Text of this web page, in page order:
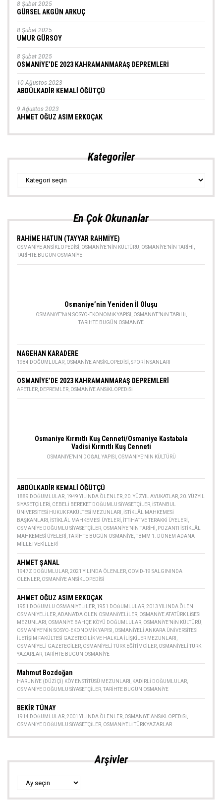
8 Şubat 2025
GÜRSEL AKGÜN ARKUÇ
8 Şubat 2025
UMUR GÜRSOY
8 Şubat 2025
OSMANİYE’DE 2023 KAHRAMANMARAŞ DEPREMLERİ
10 Ağustos 2023
ABDÜLKADİR KEMALİ ÖĞÜTÇÜ
9 Ağustos 2023
AHMET OĞUZ ASIM ERKOÇAK
Kategoriler
Kategoriler
En Çok Okunanlar
RAHİME HATUN (TAYYAR RAHMİYE)
OSMANIYE ANSIKLOPEDISI OSMANIYE’NIN KÜLTÜRÜ OSMANIYE’NIN TARIHI
TARIHTE BUGÜN OSMANIYE
Osmaniye’nin Yeniden İl Oluşu
OSMANIYE’NIN SOSYO-EKONOMIK YAPISI OSMANIYE’NIN TARIHI
TARIHTE BUGÜN OSMANIYE
NAGEHAN KARADERE
1984 DOĞUMLULAR OSMANIYE ANSIKLOPEDISI SPOR INSANLARI
OSMANİYE’DE 2023 KAHRAMANMARAŞ DEPREMLERİ
AFETLER DEPREMLER OSMANIYE ANSIKLOPEDISI
Osmaniye Kırmıtlı Kuş Cenneti/Osmaniye Kastabala
Vadisi Kırmıtlı Kuş Cenneti
OSMANIYE’NIN DOĞAL YAPISI OSMANIYE’NIN KÜLTÜRÜ
ABDÜLKADİR KEMALİ ÖĞÜTÇÜ
1889 DOĞUMLULAR 1949 YILINDA ÖLENLER 20. YÜZYIL AVUKATLAR 20. YÜZYIL
SIYASETÇILERI CEBELI BEREKET DOĞUMLU SIYASETÇILER İSTANBUL
ÜNIVERSITESI HUKUK FAKÜLTESI MEZUNLARI
İSTIKLÂL MAHKEMESI
BAŞKANLARI
İSTIKLÂL MAHKEMESI ÜYELERI İTTIHAT VE TERAKKI ÜYELERI
OSMANIYE DOĞUMLU SIYASETÇILER OSMANIYE’NIN TARIHI
POZANTI İSTIKLÂL
MAHKEMESI ÜYELERI TARIHTE BUGÜN OSMANIYE TBMM 1. DÖNEM ADANA
MILLETVEKILLERI
AHMET ŞANAL
1947Z DOĞUMLULAR 2021 YILINDA ÖLENLER COVID-19 SALGININDA
ÖLENLER OSMANIYE ANSIKLOPEDISI
AHMET OĞUZ ASIM ERKOÇAK
1951 DOĞUMLU OSMANIYELILER 1951 DOĞUMLULAR 2013 YILINDA ÖLEN
OSMANIYELILER ADANA’DA ÖLEN OSMANIYELILER OSMANIYE ATATÜRK LISESI
MEZUNLARI
OSMANIYE BAHÇE KÖYÜ DOĞUMLULAR OSMANIYE’NIN KÜLTÜRÜ
OSMANIYE’NIN SOSYO-EKONOMIK YAPISI
OSMANIYELI ANKARA ÜNIVERSITESI
İLETIŞIM FAKÜLTESI GAZETECILIK VE HALKLA İLIŞKILER MEZUNLARI
OSMANIYELI GAZETECILER OSMANIYELI TÜRK EĞITIMCILER OSMANIYELI TÜRK
YAZARLAR TARIHTE BUGÜN OSMANIYE
Mahmut Bozdoğan
HARUNIYE (DÜZIÇI) KÖY ENSTITÜSÜ MEZUNLARI KADIRLI DOĞUMLULAR
OSMANIYE DOĞUMLU SIYASETÇILER TARIHTE BUGÜN OSMANIYE
BEKİR TÜNAY
1914 DOĞUMLULAR 2001 YILINDA ÖLENLER OSMANIYE ANSIKLOPEDISI
OSMANIYE DOĞUMLU SIYASETÇILER OSMANIYELI TÜRK YAZARLAR
Arşivler
Arşivler